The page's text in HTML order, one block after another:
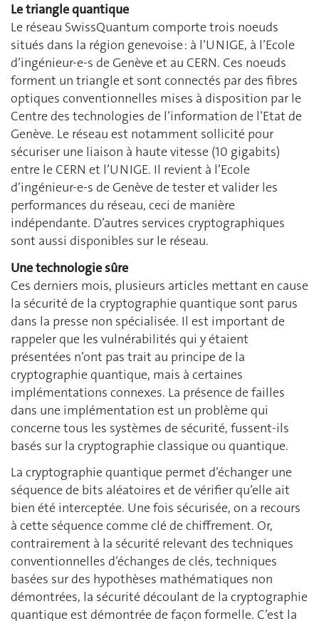
Le triangle quantique
Le réseau SwissQuantum comporte trois noeuds
situés dans la région genevoise : à l’UNIGE, à l’Ecole
d’ingénieur-e-s de Genève et au CERN. Ces noeuds
forment un triangle et sont connectés par des fibres
optiques conventionnelles mises à disposition par le
Centre des technologies de l’information de l’Etat de
Genève. Le réseau est notamment sollicité pour
sécuriser une liaison à haute vitesse (10 gigabits)
entre le CERN et l’UNIGE. Il revient à l’Ecole
d’ingénieur-e-s de Genève de tester et valider les
performances du réseau, ceci de manière
indépendante. D’autres services cryptographiques
sont aussi disponibles sur le réseau.
Une technologie sûre
Ces derniers mois, plusieurs articles mettant en cause
la sécurité de la cryptographie quantique sont parus
dans la presse non spécialisée. Il est important de
rappeler que les vulnérabilités qui y étaient
présentées n’ont pas trait au principe de la
cryptographie quantique, mais à certaines
implémentations connexes. La présence de failles
dans une implémentation est un problème qui
concerne tous les systèmes de sécurité, fussent-ils
basés sur la cryptographie classique ou quantique.
La cryptographie quantique permet d’échanger une
séquence de bits aléatoires et de vérifier qu’elle ait
bien été interceptée. Une fois sécurisée, on a recours
à cette séquence comme clé de chiffrement. Or,
contrairement à la sécurité relevant des techniques
conventionnelles d’échanges de clés, techniques
basées sur des hypothèses mathématiques non
démontrées, la sécurité découlant de la cryptographie
quantique est démontrée de façon formelle. C’est la